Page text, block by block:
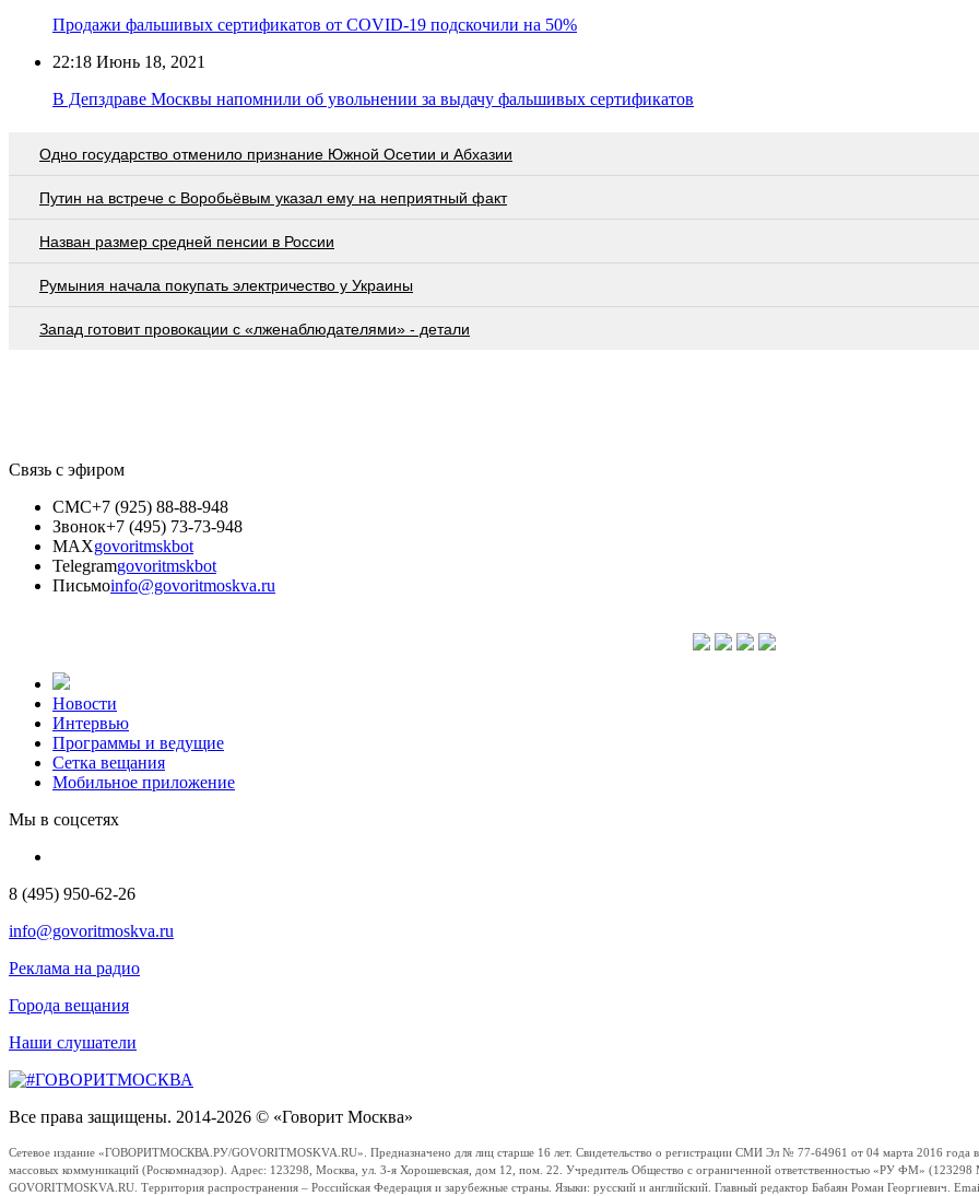
Продажи фальшивых сертификатов от COVID-19 подскочили на 50%
22:18 Июнь 18, 2021
В Депздраве Москвы напомнили об увольнении за выдачу фальшивых сертификатов
Одно государство отменило признание Южной Осетии и Абхазии
Путин на встрече с Воробьёвым указал ему на неприятный факт
Назван размер средней пенсии в России
Румыния начала покупать электричество у Украины
Запад готовит провокации с «лженаблюдателями» - детали
Связь с эфиром
СМС+7 (925) 88-88-948
Звонок+7 (495) 73-73-948
MAXgovoritmskbot
Telegramgovoritmskbot
Письмоinfo@govoritmoskva.ru
Новости
Интервью
Программы и ведущие
Сетка вещания
Мобильное приложение
Мы в соцсетях
8 (495) 950-62-26
info@govoritmoskva.ru
Реклама на радио
Города вещания
Наши слушатели
Все права защищены. 2014-2026 © «Говорит Москва»
Сетевое издание «ГОВОРИТМОСКВА.РУ/GOVORITMOSKVA.RU». Предназначено для лиц старше 16 лет. Свидетельство о регистрации СМИ Эл № 77-64961 от 04 марта 2016 года
массовых коммуникаций (Роскомнадзор). Адрес: 123298, Москва, ул. 3-я Хорошевская, дом 12, пом. 22. Учредитель Общество с ограниченной ответственностью «РУ ФМ»
GOVORITMOSKVA.RU. Территория распространения – Российская Федерация и зарубежные страны. Языки: русский и английский. Главный редактор Бабаян Роман Георгиевич.